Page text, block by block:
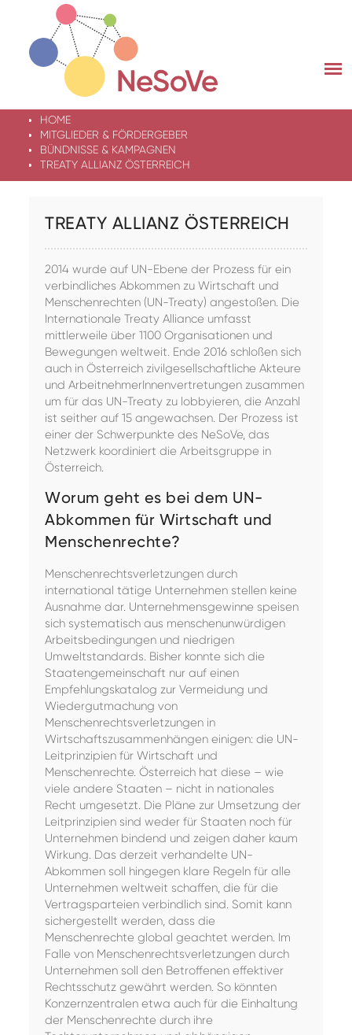
content
HOME
MITGLIEDER & FÖRDERGEBER
BÜNDNISSE & KAMPAGNEN
TREATY ALLIANZ ÖSTERREICH
TREATY ALLIANZ ÖSTERREICH
2014 wurde auf UN-Ebene der Prozess für ein
verbindliches Abkommen zu Wirtschaft und
Menschenrechten (UN-Treaty) angestoßen. Die
Internationale Treaty Alliance umfasst
mittlerweile über 1100 Organisationen und
Bewegungen weltweit. Ende 2016 schloßen sich
auch in Österreich zivilgesellschaftliche Akteure
und ArbeitnehmerInnenvertretungen zusammen
um für das UN-Treaty zu lobbyieren, die Anzahl
ist seither auf 15 angewachsen. Der Prozess ist
einer der Schwerpunkte des NeSoVe, das
Netzwerk koordiniert die Arbeitsgruppe in
Österreich.
Worum geht es bei dem UN-
Abkommen für Wirtschaft und
Menschenrechte?
Menschenrechtsverletzungen durch
international tätige Unternehmen stellen keine
Ausnahme dar. Unternehmensgewinne speisen
sich systematisch aus menschenunwürdigen
Arbeitsbedingungen und niedrigen
Umweltstandards. Bisher konnte sich die
Staatengemeinschaft nur auf einen
Empfehlungskatalog zur Vermeidung und
Wiedergutmachung von
Menschenrechtsverletzungen in
Wirtschaftszusammenhängen einigen: die UN-
Leitprinzipien für Wirtschaft und
Menschenrechte. Österreich hat diese – wie
viele andere Staaten – nicht in nationales
Recht umgesetzt. Die Pläne zur Umsetzung der
Leitprinzipien sind weder für Staaten noch für
Unternehmen bindend und zeigen daher kaum
Wirkung. Das derzeit verhandelte UN-
Abkommen soll hingegen klare Regeln für alle
Unternehmen weltweit schaffen, die für die
Vertragsparteien verbindlich sind. Somit kann
sichergestellt werden, dass die
Menschenrechte global geachtet werden. Im
Falle von Menschenrechtsverletzungen durch
Unternehmen soll den Betroffenen effektiver
Rechtsschutz gewährt werden. So könnten
Konzernzentralen etwa auch für die Einhaltung
der Menschenrechte durch ihre